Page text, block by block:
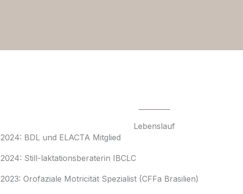
Lebenslauf
2024: BDL und ELACTA Mitglied
2024: Still-laktationsberaterin IBCLC
2023: Orofaziale Motricität Spezialist (CFFa Brasilien)